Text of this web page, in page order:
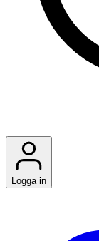
Logga in